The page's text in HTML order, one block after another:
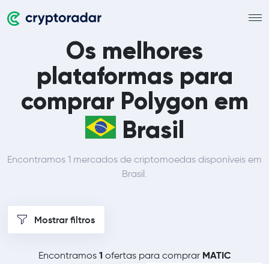
Os melhores
plataformas para
comprar Polygon em
Brasil
Encontramos 1 mercados de criptomoedas disponíveis em
Brasil.
Mostrar filtros
Encontramos 1 ofertas para comprar MATIC